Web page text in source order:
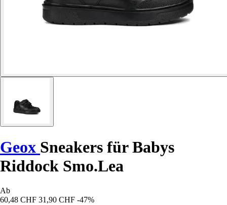
Geox Sneakers für Babys
Riddock Smo.Lea
Ab
60,48 CHF 31,90 CHF -47%